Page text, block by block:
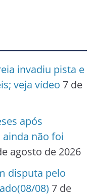
invadiu pista e
veja vídeo 7 de
após
não foi
agosto de 2026
disputa pelo
08) 7 de